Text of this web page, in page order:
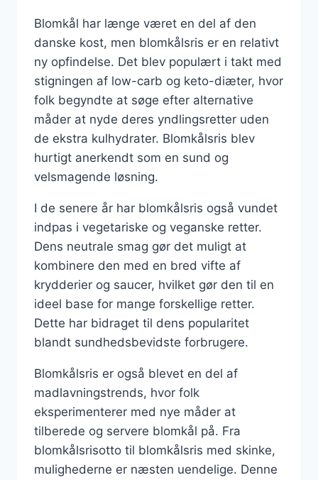
Blomkål har længe været en del af den
danske kost, men blomkålsris er en relativt
ny opfindelse. Det blev populært i takt med
stigningen af low-carb og keto-diæter, hvor
folk begyndte at søge efter alternative
måder at nyde deres yndlingsretter uden
de ekstra kulhydrater. Blomkålsris blev
hurtigt anerkendt som en sund og
velsmagende løsning.
I de senere år har blomkålsris også vundet
indpas i vegetariske og veganske retter.
Dens neutrale smag gør det muligt at
kombinere den med en bred vifte af
krydderier og saucer, hvilket gør den til en
ideel base for mange forskellige retter.
Dette har bidraget til dens popularitet
blandt sundhedsbevidste forbrugere.
Blomkålsris er også blevet en del af
madlavningstrends, hvor folk
eksperimenterer med nye måder at
tilberede og servere blomkål på. Fra
blomkålsrisotto til blomkålsris med skinke,
mulighederne er næsten uendelige. Denne